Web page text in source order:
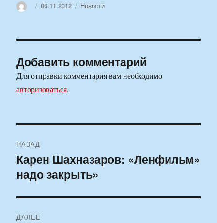
АвторОпубликовано
06.11.2012 Рубрики
Новости
Добавить комментарий
Для отправки комментария вам необходимо
авторизоваться.
по
записям
НАЗАД
Предыдущая
запись:
Карен Шахназаров: «Ленфильм»
надо закрыть»
ДАЛЕЕ